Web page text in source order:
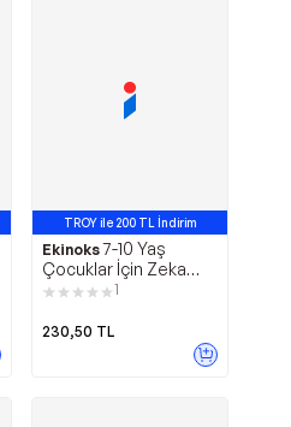
TROY ile 200 TL İndirim
Ekinoks 7-10 Yaş
Çocuklar İçin Zeka
Geliştiren Oyunlar 6 -
1
230,50 TL